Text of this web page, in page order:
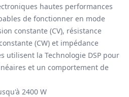
hautes performances
de fonctionner en mode
constante (CV), résistance
(CW) et impédance
utilisent la Technologie DSP pour
et un comportement de
2400 W